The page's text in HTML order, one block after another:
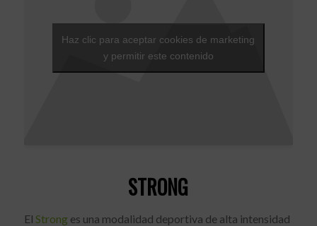
Haz clic para aceptar cookies de marketing
y permitir este contenido
STRONG
El Strong es una modalidad deportiva de alta intensidad